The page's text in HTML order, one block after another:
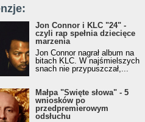
Jon Connor i KLC "24" -
czyli rap spełnia dziecięce
marzenia
Jon Connor nagrał album na
bitach KLC. W najśmielszych
snach nie przypuszczał,...
Małpa "Święte słowa" - 5
wniosków po
przedpremierowym
odsłuchu